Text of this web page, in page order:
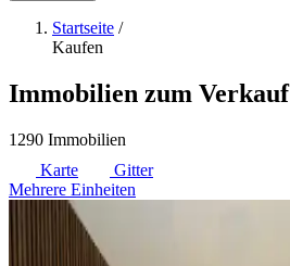
Startseite /
Kaufen
Immobilien zum Verkauf
1290 Immobilien
Karte
Gitter
Mehrere Einheiten